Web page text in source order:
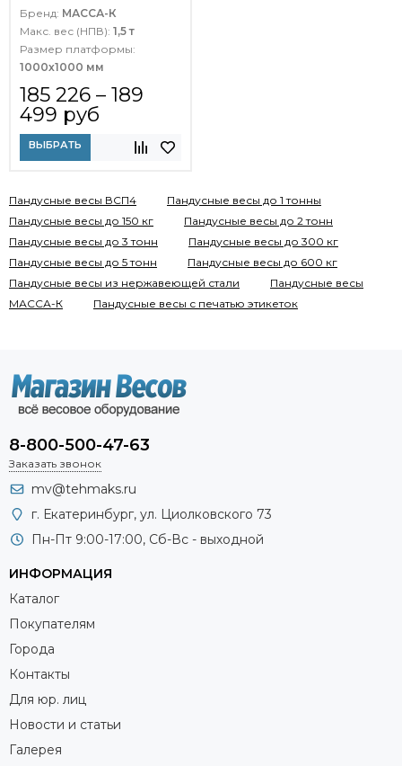
Бренд: МАССА-К
Макс. вес (НПВ): 1,5 т
Размер платформы:
1000х1000 мм
185 226 – 189
499 руб
ВЫБРАТЬ
Пандусные весы ВСП4
Пандусные весы до 1 тонны
Пандусные весы до 150 кг
Пандусные весы до 2 тонн
Пандусные весы до 3 тонн
Пандусные весы до 300 кг
Пандусные весы до 5 тонн
Пандусные весы до 600 кг
Пандусные весы из нержавеющей стали
Пандусные весы
МАССА-К
Пандусные весы с печатью этикеток
8-800-500-47-63
Заказать звонок
mv@tehmaks.ru
г. Екатеринбург, ул. Циолковского 73
Пн-Пт 9:00-17:00, Сб-Вс - выходной
ИНФОРМАЦИЯ
Каталог
Покупателям
Города
Контакты
Для юр. лиц
Новости и статьи
Галерея